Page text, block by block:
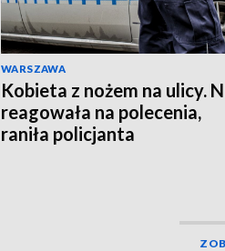
WARSZAWA
Kobieta z nożem na ulicy.
reagowała na polecenia,
raniła policjanta